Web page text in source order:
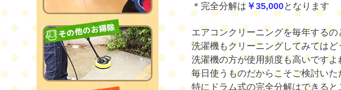
＊完全分解は ￥35,000となります
エアコンクリーニングを毎年するの
洗濯機もクリーニングしてみてはど
洗濯機の方が使用頻度も高いですよ
毎日使うものだからこそご検討い
特にドラム式の完全分解はできる